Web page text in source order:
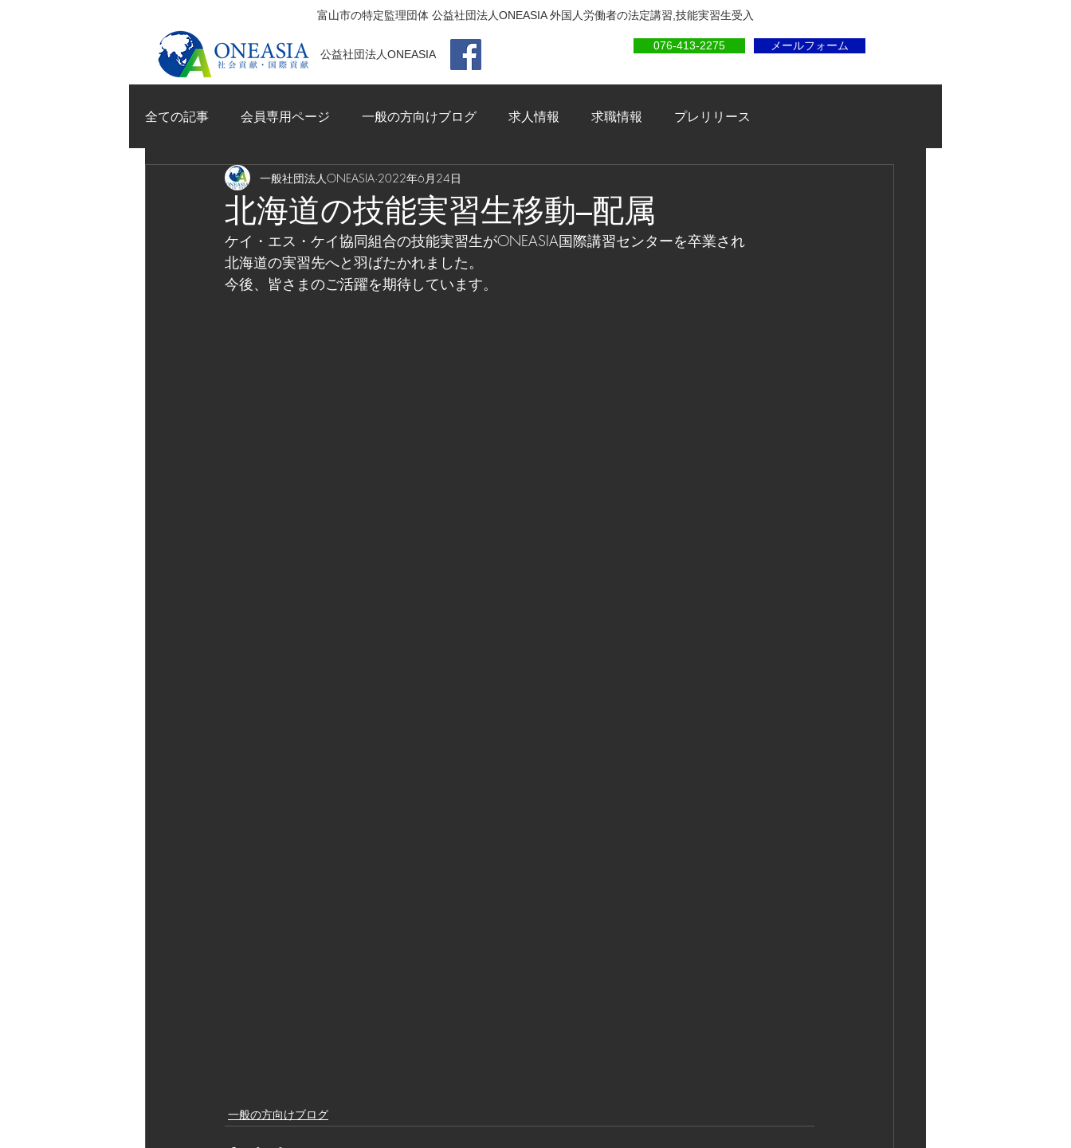
富山市の特定監理団体 公益社団法人ONEASIA 外国人労働者の法定講習,技能実習生受入
公益社団法人ONEASIA
076-413-2275 メールフォーム
全ての記事 会員専用ページ 一般の方向けブログ 求人情報 求職情報 プレリリース
北海道の技能実習生移動–配属
一般社団法人ONEASIA 2022年6月24日
ケイ・エス・ケイ協同組合の技能実習生がONEASIA国際講習センターを卒業され
北海道の実習先へと羽ばたかれました。
今後、皆さまのご活躍を期待しています。
一般の方向けブログ